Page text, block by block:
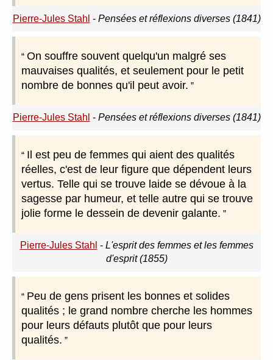
Pierre-Jules Stahl - Pensées et réflexions diverses (1841)
On souffre souvent quelqu'un malgré ses
mauvaises qualités, et seulement pour le petit
nombre de bonnes qu'il peut avoir.
Pierre-Jules Stahl - Pensées et réflexions diverses (1841)
Il est peu de femmes qui aient des qualités
réelles, c'est de leur figure que dépendent leurs
vertus. Telle qui se trouve laide se dévoue à la
sagesse par humeur, et telle autre qui se trouve
jolie forme le dessein de devenir galante.
Pierre-Jules Stahl - L'esprit des femmes et les femmes
d'esprit (1855)
Peu de gens prisent les bonnes et solides
qualités ; le grand nombre cherche les hommes
pour leurs défauts plutôt que pour leurs
qualités.